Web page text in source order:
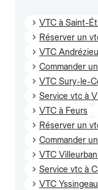
VTC à Saint-
Réserver un
VTC
Commander
VTC Sury-le-
Service vtc à
VTC à Feurs
Réserver un
Commander
VTC
Service vtc à
VTC